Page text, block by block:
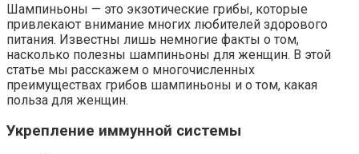
Шампиньоны — это экзотические грибы, которые
привлекают внимание многих любителей здорового
питания. Известны лишь немногие факты о том,
насколько полезны шампиньоны для женщин. В этой
статье мы расскажем о многочисленных
преимуществах грибов шампиньоны и о том, какая
польза для женщин.
Укрепление иммунной системы